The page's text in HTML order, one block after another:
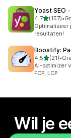
Yoast SEO
4,7van 5
(157)
157 •
Optimaliseer
resultaten!
Boostify:
4,5van 5
(21)
21 recensies
•
AI-optimizer
FCP, LCP
Wil je